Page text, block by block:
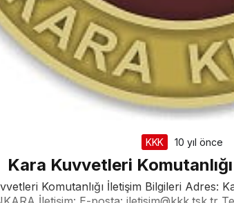
KKK 10 yıl önce
Kara Kuvvetleri
Komutanlığı İletişim Bilgileri Adres: